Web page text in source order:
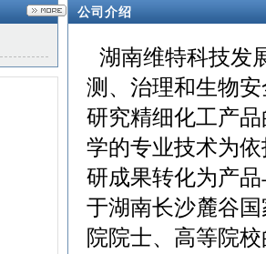
公司介绍
湖南维特科技发
测、治理和生物
研究精细化工产
学的专业技术为
研成果转化为产
于湖南长沙麓谷
院院士、高等院